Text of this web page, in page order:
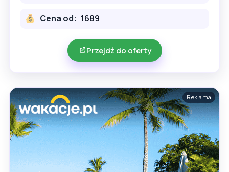
Cena od: 1689
Przejdź do oferty
Reklama